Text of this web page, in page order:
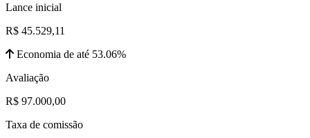
Lance inicial
R$ 45.529,11
Economia de até 53.06%
Avaliação
R$ 97.000,00
Taxa de comissão